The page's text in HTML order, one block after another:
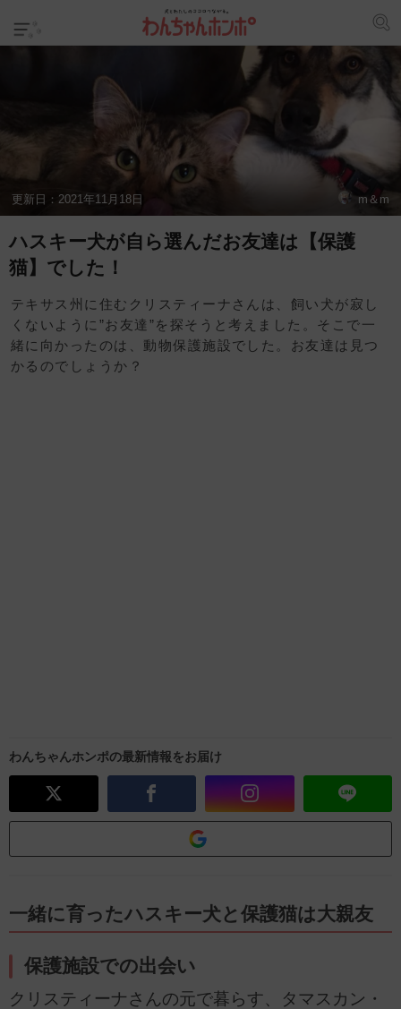
更新日： 2021年11月18日 m＆m
ハスキー犬が自ら選んだお友達は【保護
猫】でした！
テキサス州に住むクリスティーナさんは、飼い犬が寂し
くないように”お友達”を探そうと考えました。そこで一
緒に向かったのは、動物保護施設でした。お友達は見つ
かるのでしょうか？
わんちゃんホンポの最新情報をお届け
一緒に育ったハスキー犬と保護猫は大親友
保護施設での出会い
クリスティーナさんの元で暮らす、タマスカン・